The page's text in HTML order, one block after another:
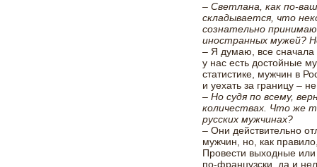
– Светлана, как по-
складывается, что
сознательно
иностранных мужей?
– Я думаю, все сначала
у нас есть достойные
статистике, мужчин в
и уехать за границу –
– Но судя по всему,
количествах. Что же
русских мужчинах?
– Они действительно
мужчин, но, как
Провести выходные
по-французски, да и